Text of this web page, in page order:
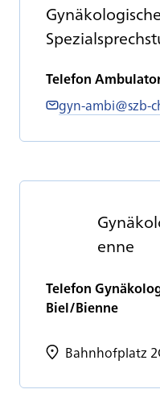
Telefon
gyn-ambi@szb-
en­ne
Telefon
Biel/Bienne
Bahnhofplatz